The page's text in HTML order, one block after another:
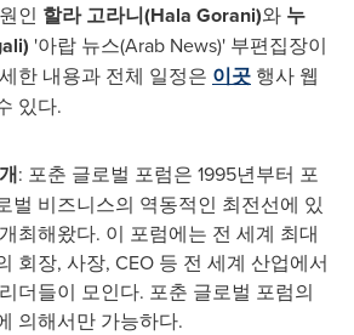
인 할라 고라니(Hala Gorani)와 누
'아랍 뉴스(Arab News)' 부편집장이
한 내용과 전체 일정은 이곳 행사 웹
있다.
: 포춘 글로벌 포럼은 1995년부터 포
벌 비즈니스의 역동적인 최전선에 있
개최해왔다. 이 포럼에는 전 세계 최대
회장, 사장, CEO 등 전 세계 산업에서
리더들이 모인다. 포춘 글로벌 포럼의
의해서만 가능하다.